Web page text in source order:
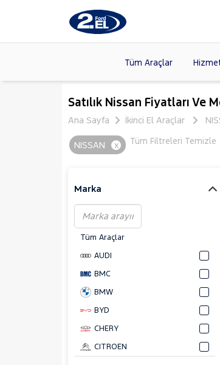
Tüm Araçlar
Markalar >
Modeller >
Kasalar
Satılık Nissan Fiyatları Ve
Ana Sayfa
İkinci El Araçlar
Tüm Filtreleri Temizle
NISSAN x
Marka
Tüm Araçlar
AUDI
BMC
BMW
BYD
CHERY
CITROEN